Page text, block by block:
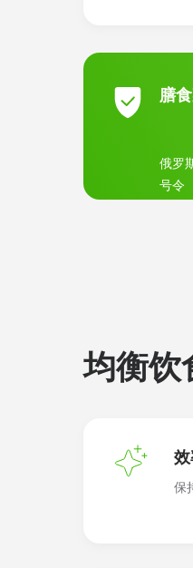
膳
俄罗
号令
均衡饮
保